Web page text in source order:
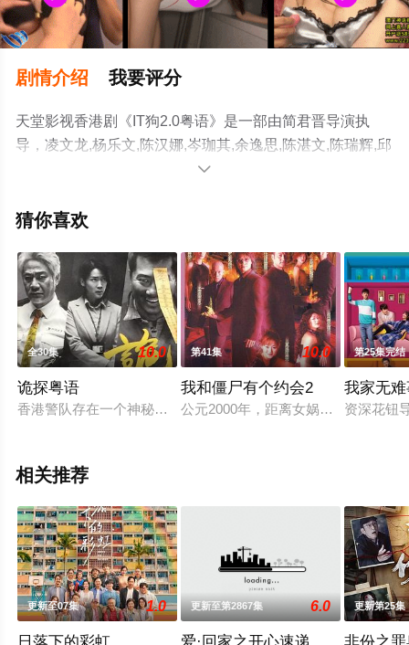
剧情介绍 我要评分
天堂影视香港剧《IT狗2.0粤语》是一部由简君晋导演执
导，凌文龙,杨乐文,陈汉娜,岑珈其,余逸思,陈湛文,陈瑞辉,邱
士缙等演员精彩演绎的香港电视剧，大结局剧情已揭晓
就上天堂电影网，热播电视剧提前免费观看，更多剧情信

猜你喜欢
全30集 10.0
诡探粤语
香港警队存在一个神秘部门“第七行动组”，专门调查科学不能解
第41集 10.0
我和僵尸有个约会2
公元2000年，距离女娲回归只有一
第25集完结
我家无
资深花钮
相关推荐
更新至07集 1.0 更新至第2867集 6.0 更新第25集